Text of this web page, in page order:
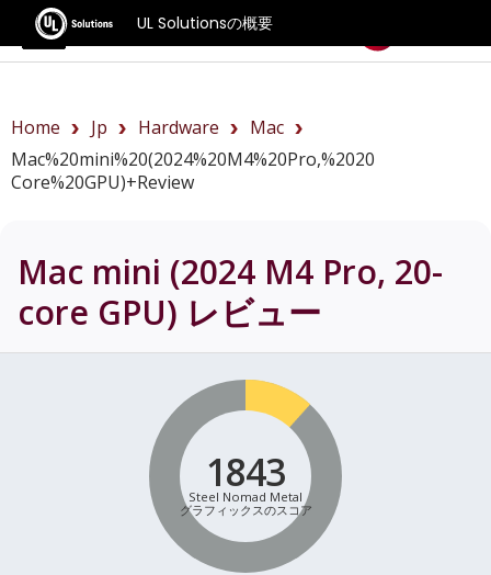
UL Solutionsの概要
ベンチマーク
Home Jp Hardware
Mac
Mac%20mini%20(2024%20M4%20Pro,%2020
Core%20GPU)+review
Mac mini (2024 M4 Pro, 20-
core GPU) レビュー
1843
Steel Nomad Metal
グラフィックスのスコア